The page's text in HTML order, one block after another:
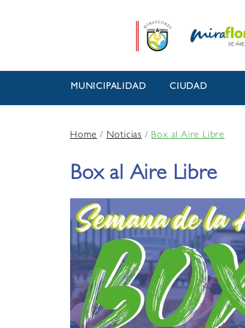
MUNICIPALIDAD CIUDAD
Home/Noticias /Box al Aire Libre
Box al Aire Libre